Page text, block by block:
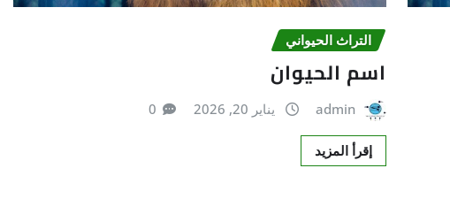
التراث الحیواني
اسم الحيوان
admin يناير 20, 2026 0
إقرأ المزيد